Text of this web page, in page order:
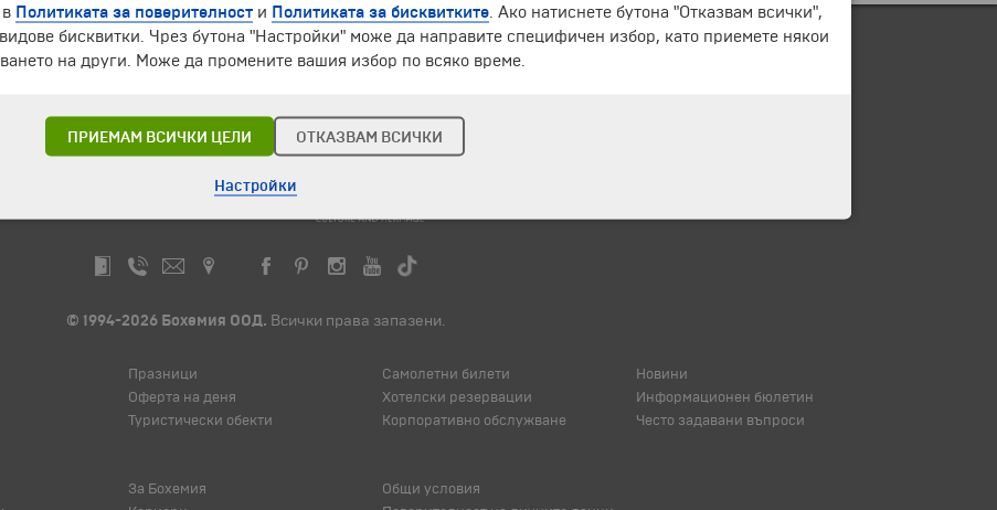
© 1994-2026 Бохемия ООД. Всички права запазени.
Празници
Оферта на деня
Туристически обекти
Самолетни билети
Хотелски резервации
Корпоративно обслужване
Новини
Информационен бюлетин
Често задавани въпроси
За Бохемия
Общи условия
Политиката за поверителност и Политиката за бисквитките . Ако натиснете бутона "Отказвам всички",
бисквитки. Чрез бутона "Настройки" може да направите специфичен избор, като приемете някои
на други. Може да промените вашия избор по всяко време.
ПРИЕМАМ ВСИЧКИ ЦЕЛИ ОТКАЗВАМ ВСИЧКИ
Настройки